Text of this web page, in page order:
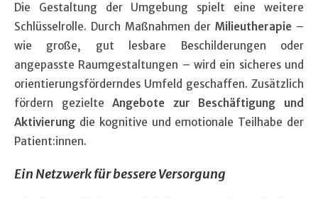
Die Gestaltung der Umgebung spielt eine weitere
Schlüsselrolle. Durch Maßnahmen derMilieutherapie –
wie große, gut lesbare Beschilderungen oder
angepasste Raumgestaltungen – wird ein sicheres und
orientierungsförderndes Umfeld geschaffen. Zusätzlich
fördern gezielteAngebote zur Beschäftigung und
Aktivierung die kognitive und emotionale Teilhabe der
Patient:innen.
Ein Netzwerk für bessere Versorgung